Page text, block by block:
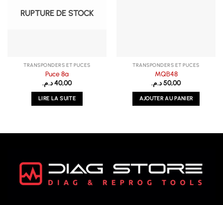
RUPTURE DE STOCK
TRANSPONDERS ET PUCES
Puce 8a
40,00د.م.
LIRE LA SUITE
TRANSPONDERS ET PUCES
MQB48
50,00د.م.
AJOUTER AU PANIER